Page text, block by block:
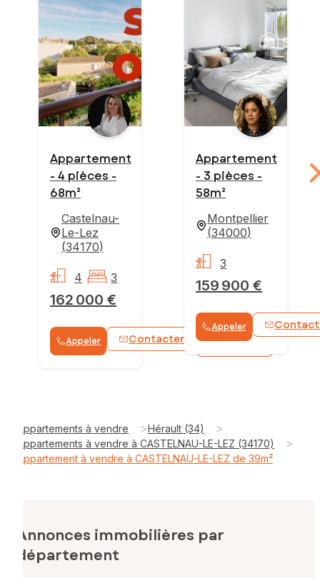
Appartement
- 4 pièces -
68m²
Castelnau-
Le-Lez
(34170)
162 000 €
4 3
Appeler Contacter WhatsApp
Appartement
- 3 pièces -
58m²
Montpellier
(34000)
159 900 €
3
Appeler
Appartements à vendre >Hérault (34) >
Appartements à vendre à CASTELNAU-LE-LEZ (34170) >
Appartement à vendre à CASTELNAU-LE-LEZ de 39m²
Annonces immobilières par
département